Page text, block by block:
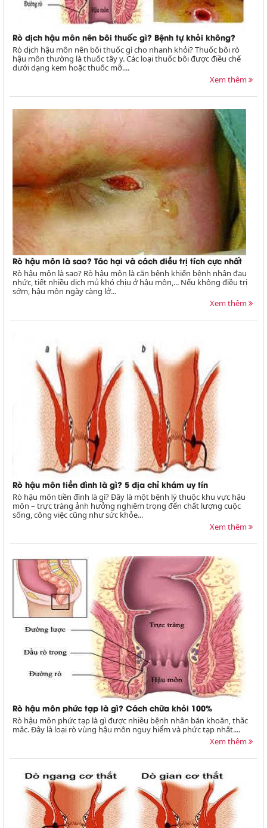
Rò dịch hậu môn nên bôi thuốc gì? Bệnh tự khỏi không?
Rò dịch hậu môn nên bôi thuốc gì cho nhanh khỏi? Thuốc bôi rò
hậu môn thường là thuốc tây y. Các loại thuốc bôi được điều chế
dưới dạng kem hoặc thuốc mỡ....
Xem thêm
Rò hậu môn là sao? Tác hại và cách điều trị tích cực nhất
Rò hậu môn là sao? Rò hậu môn là căn bệnh khiến bệnh nhân đau
nhức, tiết nhiều dịch mủ khó chịu ở hậu môn,... Nếu không điều trị
sớm, hậu môn ngày càng lở...
Xem thêm
Rò hậu môn tiền đình là gì? 5 địa chỉ khám uy tín
Rò hậu môn tiền đình là gì? Đây là một bệnh lý thuộc khu vực hậu
môn – trực tràng ảnh hưởng nghiêm trọng đến chất lượng cuộc
sống, công việc cũng như sức khỏe...
Xem thêm
Rò hậu môn phức tạp là gì? Cách chữa khỏi 100%
Rò hậu môn phức tạp là gì được nhiều bệnh nhân băn khoăn, thắc
mắc. Đây là loại rò vùng hậu môn nguy hiểm và phức tạp nhất....
Xem thêm